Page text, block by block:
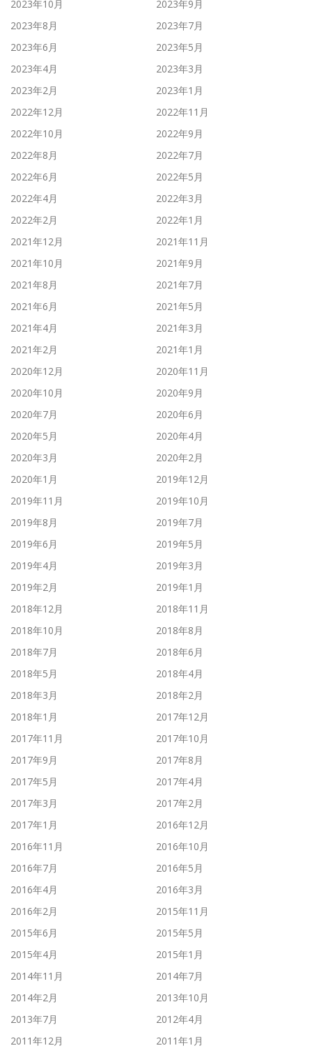
2023年10月
2023年9月
2023年8月
2023年7月
2023年6月
2023年5月
2023年4月
2023年3月
2023年2月
2023年1月
2022年12月
2022年11月
2022年10月
2022年9月
2022年8月
2022年7月
2022年6月
2022年5月
2022年4月
2022年3月
2022年2月
2022年1月
2021年12月
2021年11月
2021年10月
2021年9月
2021年8月
2021年7月
2021年6月
2021年5月
2021年4月
2021年3月
2021年2月
2021年1月
2020年12月
2020年11月
2020年10月
2020年9月
2020年7月
2020年6月
2020年5月
2020年4月
2020年3月
2020年2月
2020年1月
2019年12月
2019年11月
2019年10月
2019年8月
2019年7月
2019年6月
2019年5月
2019年4月
2019年3月
2019年2月
2019年1月
2018年12月
2018年11月
2018年10月
2018年8月
2018年7月
2018年6月
2018年5月
2018年4月
2018年3月
2018年2月
2018年1月
2017年12月
2017年11月
2017年10月
2017年9月
2017年8月
2017年5月
2017年4月
2017年3月
2017年2月
2017年1月
2016年12月
2016年11月
2016年10月
2016年7月
2016年5月
2016年4月
2016年3月
2016年2月
2015年11月
2015年6月
2015年5月
2015年4月
2015年1月
2014年11月
2014年7月
2014年2月
2013年10月
2013年7月
2012年4月
2011年12月
2011年1月